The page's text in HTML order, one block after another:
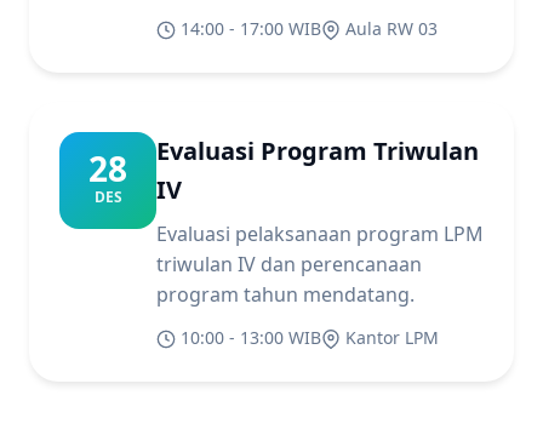
14:00 - 17:00 WIB Aula RW 03
28
DES
Evaluasi Program Triwulan
IV
Evaluasi pelaksanaan program LPM
triwulan IV dan perencanaan
program tahun mendatang.
10:00 - 13:00 WIB Kantor LPM